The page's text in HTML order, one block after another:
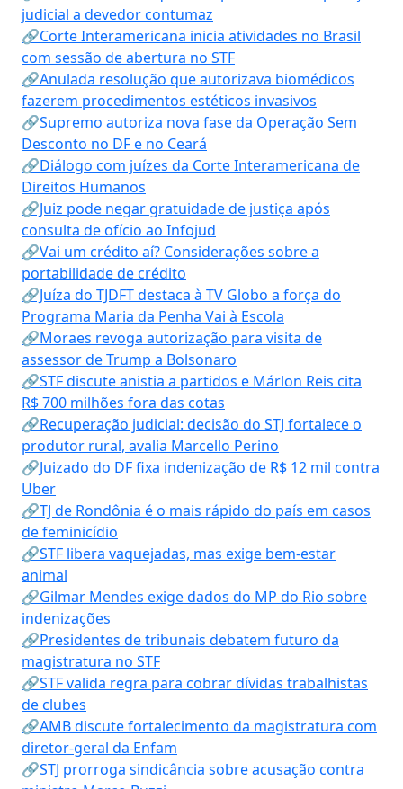
judicial a devedor contumaz
🔗Corte Interamericana inicia atividades no Brasil
com sessão de abertura no STF
🔗Anulada resolução que autorizava biomédicos
fazerem procedimentos estéticos invasivos
🔗Supremo autoriza nova fase da Operação Sem
Desconto no DF e no Ceará
🔗Diálogo com juízes da Corte Interamericana de
Direitos Humanos
🔗Juiz pode negar gratuidade de justiça após
consulta de ofício ao Infojud
🔗Vai um crédito aí? Considerações sobre a
portabilidade de crédito
🔗Juíza do TJDFT destaca à TV Globo a força do
Programa Maria da Penha Vai à Escola
🔗Moraes revoga autorização para visita de
assessor de Trump a Bolsonaro
🔗STF discute anistia a partidos e Márlon Reis cita
R$ 700 milhões fora das cotas
🔗Recuperação judicial: decisão do STJ fortalece o
produtor rural, avalia Marcello Perino
🔗Juizado do DF fixa indenização de R$ 12 mil contra
Uber
🔗TJ de Rondônia é o mais rápido do país em casos
de feminicídio
🔗STF libera vaquejadas, mas exige bem-estar
animal
🔗Gilmar Mendes exige dados do MP do Rio sobre
indenizações
🔗Presidentes de tribunais debatem futuro da
magistratura no STF
🔗STF valida regra para cobrar dívidas trabalhistas
de clubes
🔗AMB discute fortalecimento da magistratura com
diretor-geral da Enfam
🔗STJ prorroga sindicância sobre acusação contra